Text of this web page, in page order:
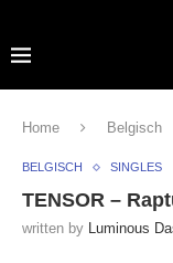
Home Belgisch
BELGISCH SINGLES
TENSOR –
written by Luminous